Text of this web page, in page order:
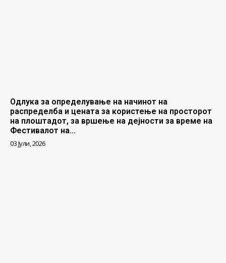
Одлука за определување на начинот на
распределба и цената за користење на просторот
на плоштадот, за вршење на дејности за време на
Фестивалот на...
03 Јули, 2026